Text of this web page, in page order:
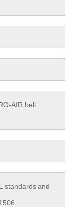
AIR belt
standards and